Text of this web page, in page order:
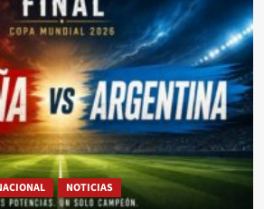
NOTICIAS